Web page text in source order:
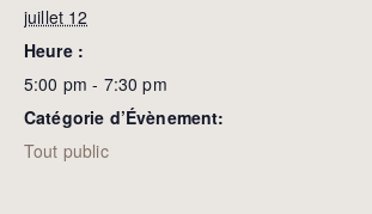
juillet 12
Heure :
5:00 pm - 7:30 pm
Catégorie d’Évènement:
Tout public